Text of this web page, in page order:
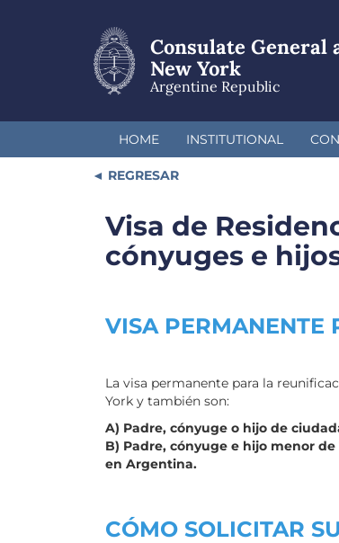
Consulate General
New York
Argentine Republic
HOME INSTITUTIONAL
REGRESAR
Visa de
cónyuges e
VISA PERMANENTE
La visa permanente para la
York y también son:
A) Padre, cónyuge o hijo de
B) Padre, cónyuge e hijo menor
en Argentina.
CÓMO SOLICITAR